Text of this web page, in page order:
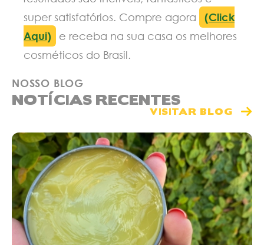
super satisfatórios. Compre agora
(Click
Aqui)
e receba na sua casa os melhores
cosméticos do Brasil.
NOSSO BLOG
NOTÍCIAS RECENTES
VISITAR BLOG